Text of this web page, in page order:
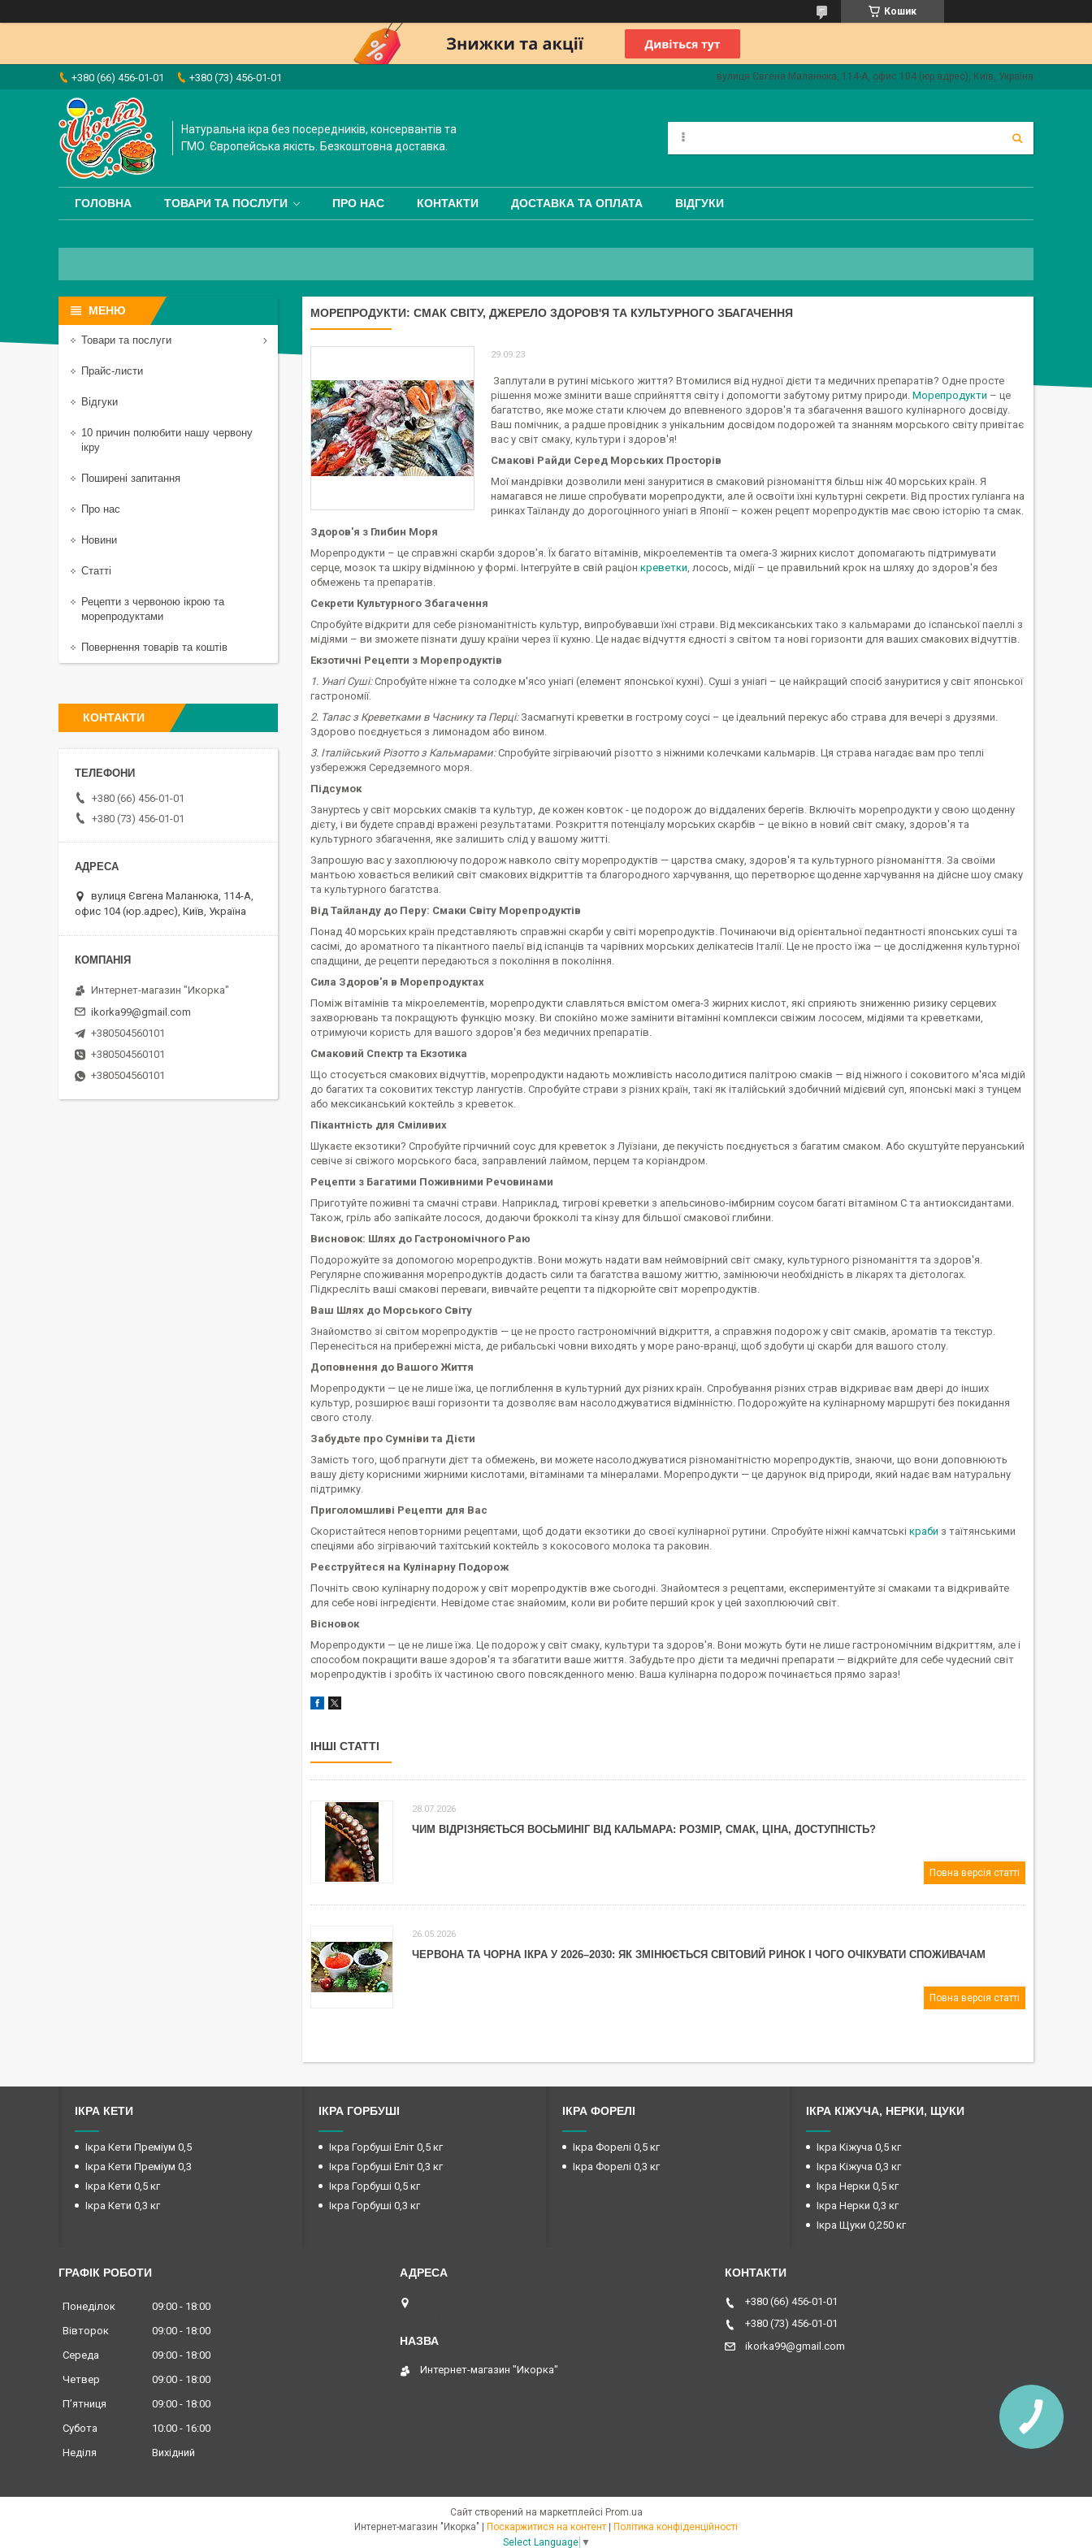
Кошик
+380 (66) 456-01-01 +380 (73) 456-01-01 вулиця Євгена Маланюка, 114-А, офис 104 (юр.адрес), Київ, Україна
Натуральна ікра без посередників, консервантів та
ГМО. Європейська якість. Безкоштовна доставка.
ГОЛОВНА ТОВАРИ ТА ПОСЛУГИ ПРО НАС КОНТАКТИ ДОСТАВКА ТА ОПЛАТА ВІДГУКИ
МОРЕПРОДУКТИ: СМАК СВІТУ, ДЖЕРЕЛО ЗДОРОВ'Я ТА КУЛЬТУРНОГО ЗБАГАЧЕННЯ
29.09.23
Заплутали в рутині міського життя? Втомилися від нудної дієти та медичних препаратів? Одне просте
рішення може змінити ваше сприйняття світу і допомогти забутому ритму природи. Морепродукти – це
багатство, яке може стати ключем до впевненого здоров'я та збагачення вашого кулінарного досвіду.
Ваш помічник, а радше провідник з унікальним досвідом подорожей та знанням морського світу привітає
вас у світ смаку, культури і здоров'я!
Смакові Райди Серед Морських Просторів
Мої мандрівки дозволили мені зануритися в смаковий різноманіття більш ніж 40 морських країн. Я
намагався не лише спробувати морепродукти, але й освоїти їхні культурні секрети. Від простих гуліанга на
ринках Таїланду до дорогоцінного уніагі в Японії – кожен рецепт морепродуктів має свою історію та смак.
Здоров'я з Глибин Моря
Морепродукти – це справжні скарби здоров'я. Їх багато вітамінів, мікроелементів та омега-3 жирних кислот допомагають підтримувати
серце, мозок та шкіру відмінною у формі. Інтегруйте в свій раціон креветки, лосось, мідії – це правильний крок на шляху до здоров'я без
обмежень та препаратів.
Секрети Культурного Збагачення
Спробуйте відкрити для себе різноманітність культур, випробувавши їхні страви. Від мексиканських тако з кальмарами до іспанської паеллі з
мідіями – ви зможете пізнати душу країни через її кухню. Це надає відчуття єдності з світом та нові горизонти для ваших смакових відчуттів.
Екзотичні Рецепти з Морепродуктів
1. Унагі Суші:Спробуйте ніжне та солодке м'ясо уніагі (елемент японської кухні). Суші з уніагі – це найкращий спосіб зануритися у світ японської
гастрономії.
2. Тапас з Креветками в Часнику та Перці:Засмагнуті креветки в гострому соусі – це ідеальний перекус або страва для вечері з друзями.
Здорово поєднується з лимонадом або вином.
3. Італійський Різотто з Кальмарами:Спробуйте зігріваючий різотто з ніжними колечками кальмарів. Ця страва нагадає вам про теплі
узбережжя Середземного моря.
Підсумок
Зануртесь у світ морських смаків та культур, де кожен ковток - це подорож до віддалених берегів. Включіть морепродукти у свою щоденну
дієту, і ви будете справді вражені результатами. Розкриття потенціалу морських скарбів – це вікно в новий світ смаку, здоров'я та
культурного збагачення, яке залишить слід у вашому житті.
Запрошую вас у захоплюючу подорож навколо світу морепродуктів — царства смаку, здоров'я та культурного різноманіття. За своїми
мантьою ховається великий світ смакових відкриттів та благородного харчування, що перетворює щоденне харчування на дійсне шоу смаку
та культурного багатства.
Від Тайланду до Перу: Смаки Світу Морепродуктів
Понад 40 морських країн представляють справжні скарби у світі морепродуктів. Починаючи від орієнтальної педантності японських суші та
сасімі, до ароматного та пікантного паельї від іспанців та чарівних морських делікатесів Італії. Це не просто їжа — це дослідження культурної
спадщини, де рецепти передаються з покоління в покоління.
Сила Здоров'я в Морепродуктах
Поміж вітамінів та мікроелементів, морепродукти славляться вмістом омега-3 жирних кислот, які сприяють зниженню ризику серцевих
захворювань та покращують функцію мозку. Ви спокійно може замінити вітамінні комплекси свіжим лососем, мідіями та креветками,
отримуючи користь для вашого здоров'я без медичних препаратів.
Смаковий Спектр та Екзотика
Що стосується смакових відчуттів, морепродукти надають можливість насолодитися палітрою смаків — від ніжного і соковитого м'яса мідій
до багатих та соковитих текстур лангустів. Спробуйте страви з різних країн, такі як італійський здобичний мідієвий суп, японські макі з тунцем
або мексиканський коктейль з креветок.
Пікантність для Сміливих
Шукаєте екзотики? Спробуйте гірчичний соус для креветок з Луїзіани, де пекучість поєднується з багатим смаком. Або скуштуйте перуанський
севіче зі свіжого морського баса, заправлений лаймом, перцем та коріандром.
Рецепти з Багатими Поживними Речовинами
Приготуйте поживні та смачні страви. Наприклад, тигрові креветки з апельсиново-імбирним соусом багаті вітаміном С та антиоксидантами.
Також, гріль або запікайте лосося, додаючи брокколі та кінзу для більшої смакової глибини.
Висновок: Шлях до Гастрономічного Раю
Подорожуйте за допомогою морепродуктів. Вони можуть надати вам неймовірний світ смаку, культурного різноманіття та здоров'я.
Регулярне споживання морепродуктів додасть сили та багатства вашому життю, замінюючи необхідність в лікарях та дієтологах.
Підкресліть ваші смакові переваги, вивчайте рецепти та підкорюйте світ морепродуктів.
Ваш Шлях до Морського Світу
Знайомство зі світом морепродуктів — це не просто гастрономічний відкриття, а справжня подорож у світ смаків, ароматів та текстур.
Перенесіться на прибережні міста, де рибальські човни виходять у море рано-вранці, щоб здобути ці скарби для вашого столу.
Доповнення до Вашого Життя
Морепродукти — це не лише їжа, це поглиблення в культурний дух різних країн. Спробування різних страв відкриває вам двері до інших
культур, розширює ваші горизонти та дозволяє вам насолоджуватися відмінністю. Подорожуйте на кулінарному маршруті без покидання
свого столу.
Забудьте про Сумніви та Дієти
Замість того, щоб прагнути дієт та обмежень, ви можете насолоджуватися різноманітністю морепродуктів, знаючи, що вони доповнюють
вашу дієту корисними жирними кислотами, вітамінами та мінералами. Морепродукти — це дарунок від природи, який надає вам натуральну
підтримку.
Приголомшливі Рецепти для Вас
Скористайтеся неповторними рецептами, щоб додати екзотики до своєї кулінарної рутини. Спробуйте ніжні камчатські краби з таїтянськими
спеціями або зігріваючий тахітський коктейль з кокосового молока та раковин.
Реєструйтеся на Кулінарну Подорож
Почніть свою кулінарну подорож у світ морепродуктів вже сьогодні. Знайомтеся з рецептами, експериментуйте зі смаками та відкривайте
для себе нові інгредієнти. Невідоме стає знайомим, коли ви робите перший крок у цей захоплюючий світ.
Вісновок
Морепродукти — це не лише їжа. Це подорож у світ смаку, культури та здоров'я. Вони можуть бути не лише гастрономічним відкриттям, але і
способом покращити ваше здоров'я та збагатити ваше життя. Забудьте про дієти та медичні препарати — відкрийте для себе чудесний світ
морепродуктів і зробіть їх частиною свого повсякденного меню. Ваша кулінарна подорож починається прямо зараз!
ІНШІ СТАТТІ
28.07.2026
ЧИМ ВІДРІЗНЯЄТЬСЯ ВОСЬМИНІГ ВІД КАЛЬМАРА: РОЗМІР, СМАК, ЦІНА, ДОСТУПНІСТЬ?
Повна версія статті
26.05.2026
ЧЕРВОНА ТА ЧОРНА ІКРА У 2026–2030: ЯК ЗМІНЮЄТЬСЯ СВІТОВИЙ РИНОК І ЧОГО ОЧІКУВАТИ СПОЖИВАЧАМ
Повна версія статті
Товари та послуги
Прайс-листи
Відгуки
10 причин полюбити нашу червону
ікру
Поширені запитання
Про нас
Новини
Статті
Рецепти з червоною ікрою та
морепродуктами
Повернення товарів та коштів
КОНТАКТИ
+380 (66) 456-01-01
+380 (73) 456-01-01
вулиця Євгена Маланюка, 114-А,
офис 104 (юр.адрес), Київ, Україна
Интернет-магазин "Икорка"
ikorka99@gmail.com
+380504560101
+380504560101
+380504560101
ІКРА КЕТИ
Ікра Кети Преміум 0,5
Ікра Кети Преміум 0,3
Ікра Кети 0,5 кг
Ікра Кети 0,3 кг
ІКРА ГОРБУШІ
Ікра Горбуші Еліт 0,5 кг
Ікра Горбуші Еліт 0,3 кг
Ікра Горбуші 0,5 кг
Ікра Горбуші 0,3 кг
ІКРА ФОРЕЛІ
Ікра Форелі 0,5 кг
Ікра Форелі 0,3 кг
ІКРА КІЖУЧА, НЕРКИ, ЩУКИ
Ікра Кіжуча 0,5 кг
Ікра Кіжуча 0,3 кг
Ікра Нерки 0,5 кг
Ікра Нерки 0,3 кг
Ікра Щуки 0,250 кг
ГРАФІК РОБОТИ
Понеділок 09:00
18:00
Вівторок
09:00
18:00
Середа
09:00
18:00
Четвер
09:00
18:00
Пʼятниця
09:00
18:00
Субота
10:00
16:00
Неділя
Вихідний
Интернет-магазин "Икорка"
+380 (66) 456-01-01
+380 (73) 456-01-01
ikorka99@gmail.com
Сайт створений на маркетплейсі Prom.ua
Поскаржитися на контент
Політика конфіденційності
Select Language ▼